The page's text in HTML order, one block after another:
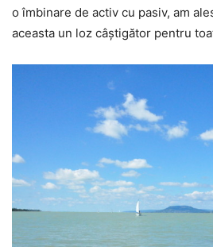
o îmbinare de activ cu pasiv, am
aceasta un loz câștigător pentru